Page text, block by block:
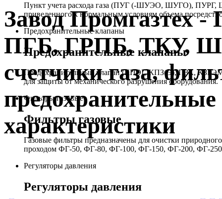
Пункт учета расхода газа (ПУГ (-ШУЭО, ШУГО), ПУРГ,
приведенного к нормальным условиям объема
Предохранительные клапаны
Предохранительные клапаны
Предохранительный клапан (КПЭГ, КПЗ(Э), ПЗК,
для защиты от механического разрушения оборудования.
Фильтры газовые
Фильтры газовые
Газовые фильтры предназначены для очистки
проходом ФГ-50, ФГ-80, ФГ-100, ФГ-150, ФГ-200, ФГ-
Регуляторы давления
Регуляторы давления
Завод
ПГБ, ГРПБ, ТКУ,
счетчики газа,
характеристики